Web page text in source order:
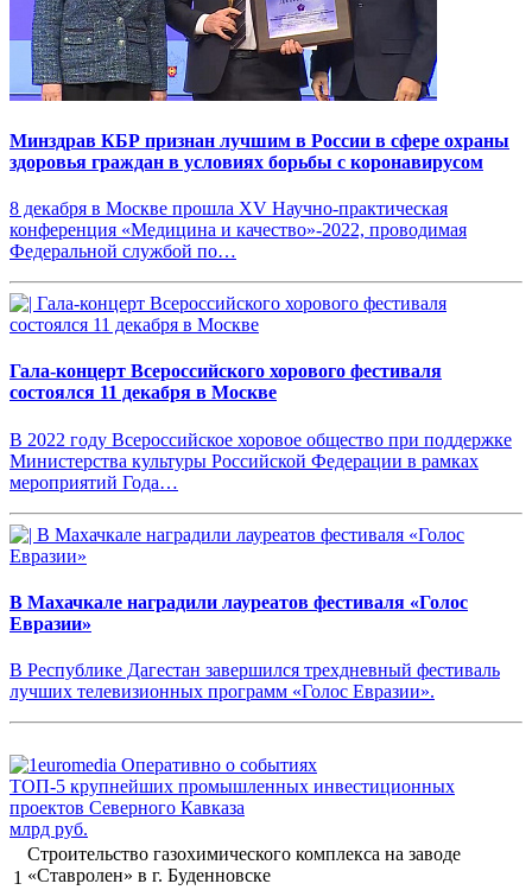
Минздрав КБР признан лучшим в России в сфере охраны
здоровья граждан в условиях борьбы с коронавирусом
8 декабря в Москве прошла XV Научно-практическая
конференция «Медицина и качество»-2022, проводимая
Федеральной службой по…
Гала-концерт Всероссийского хорового фестиваля
состоялся 11 декабря в Москве
В 2022 году Всероссийское хоровое общество при поддержке
Министерства культуры Российской Федерации в рамках
мероприятий Года…
В Махачкале наградили лауреатов фестиваля «Голос
Евразии»
В Республике Дагестан завершился трехдневный фестиваль
лучших телевизионных программ «Голос Евразии».
ТОП-5 крупнейших промышленных инвестиционных
проектов Северного Кавказа
млрд руб.
1
Строительство газохимического комплекса на заводе
«Ставролен» в г. Буденновске